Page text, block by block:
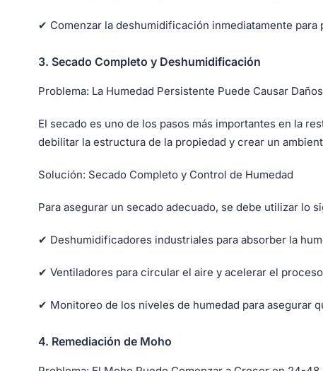
✔ Comenzar la deshumidificación inmediatamente para
3. Secado Completo y Deshumidificación
Problema: La Humedad Persistente Puede Causar
El secado es uno de los pasos más importantes en la
debilitar la estructura de la propiedad y crear un
Solución: Secado Completo y Control de Humedad
Para asegurar un secado adecuado, se debe utilizar lo
✔ Deshumidificadores industriales para absorber la
✔ Ventiladores para circular el aire y acelerar el
✔ Monitoreo de los niveles de humedad para asegurar
4. Remediación de Moho